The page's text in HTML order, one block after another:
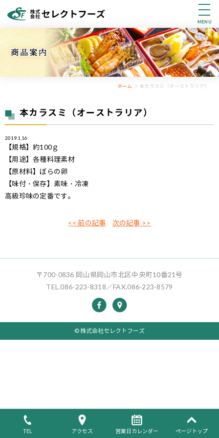
MENU
ホーム ＞ 本カラスミ（オーストラリア）
本カラスミ（オーストラリア）
2019.1.16
【規格】約100ｇ
【用途】各種料理素材
【原材料】ぼらの卵
【味付・保存】素味・冷凍
高級珍味の定番です。
<< 前の記事 次の記事 >>
TEL アクセス 営業日カレンダー ページトップ
〒700-0836 岡山県岡山市北区中央町10番21号
TEL.086-223-8318／FAX.086-223-8579
© 株式会社セレクトフーズ